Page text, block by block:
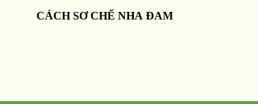
CÁCH SƠ CHẾ NHA ĐAM